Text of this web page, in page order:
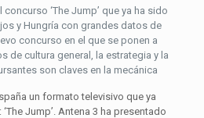
‘The Jump’ que ya ha sido
y Hungría con grandes datos de
concurso en el que se ponen a
de cultura general, la estrategia y la
son claves en la mecánica
un formato televisivo que ya
Jump’. Antena 3 ha presentado